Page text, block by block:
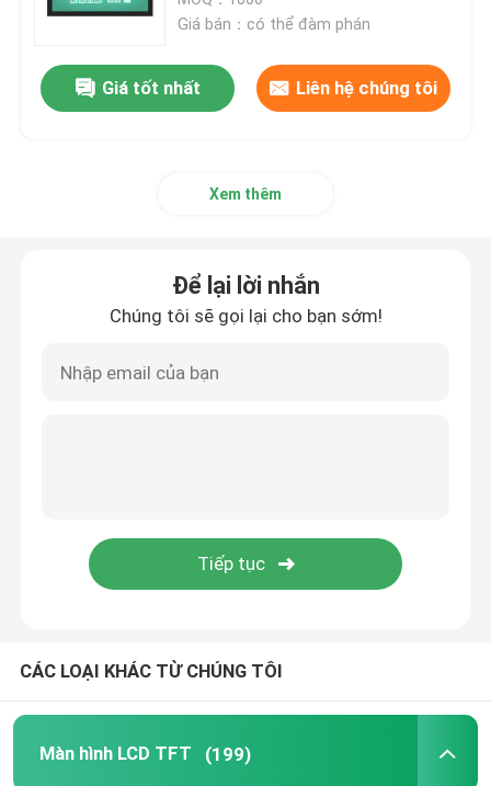
Màn hình LCD độ sáng cao
Ánh sáng mặt trời có thể đọc được TFT
Màn hình UART TFT
Giá bán：có thể đàm phán
Giá tốt nhất Liên hệ chúng tôi
Xem thêm
Để lại lời nhắn
Chúng tôi sẽ gọi lại cho bạn sớm!
CÁC LOẠI KHÁC TỪ CHÚNG TÔI
Màn hình LCD TFT (199)